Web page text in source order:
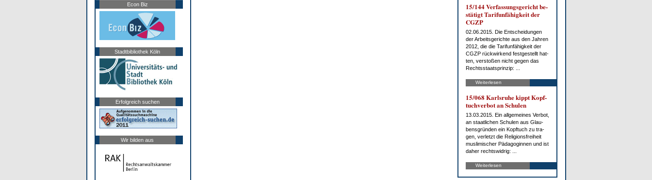
Econ Biz
Stadtbibliothek Köln
Erfolgreich suchen
Wir bilden aus
15/144 Ver­fas­sungs­ge­richt be­
stä­tigt Ta­rif­un­fä­hig­keit der
CG­ZP
02.06.2015. Die Ent­schei­dun­gen
der Ar­beits­ge­rich­te aus den Jah­ren
2012, die die Ta­rif­un­fä­hig­keit der
CG­ZP rück­wir­kend fest­ge­stellt hat­
ten, ver­sto­ßen nicht ge­gen das
Rechts­staats­prin­zip: ...
Weiterlesen
15/068 Karls­ru­he kippt Kopf­
tuch­ver­bot an Schu­len
13.03.2015. Ein all­ge­mei­nes Ver­bot,
an staat­li­chen Schu­len aus Glau­
bens­grün­den ein Kopf­tuch zu tra­
gen, ver­letzt die Re­li­gi­ons­frei­heit
mus­li­mi­scher Päd­ago­gin­nen und ist
da­her rechts­wid­rig: ...
Weiterlesen